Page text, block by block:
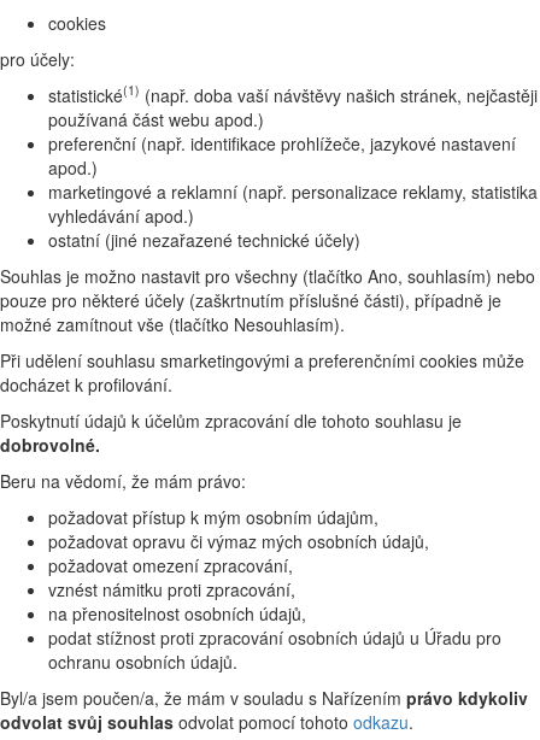
cookies
pro účely:
statistické(1) (např. doba vaší návštěvy našich stránek, nejčastěji
používaná část webu apod.)
preferenční (např. identifikace prohlížeče, jazykové nastavení
apod.)
marketingové a reklamní (např. personalizace reklamy, statistika
vyhledávání apod.)
ostatní (jiné nezařazené technické účely)
Souhlas je možno nastavit pro všechny (tlačítko Ano, souhlasím) nebo
pouze pro některé účely (zaškrtnutím příslušné části), případně je
možné zamítnout vše (tlačítko Nesouhlasím).
Při udělení souhlasu smarketingovými a preferenčními cookies může
docházet k profilování.
Poskytnutí údajů k účelům zpracování dle tohoto souhlasu je
dobrovolné.
Beru na vědomí, že mám právo:
požadovat přístup k mým osobním údajům,
požadovat opravu či výmaz mých osobních údajů,
požadovat omezení zpracování,
vznést námitku proti zpracování,
na přenositelnost osobních údajů,
podat stížnost proti zpracování osobních údajů u Úřadu pro
ochranu osobních údajů.
Byl/a jsem poučen/a, že mám v souladu s Nařízením právo kdykoliv
odvolat svůj souhlas odvolat pomocí tohoto odkazu.